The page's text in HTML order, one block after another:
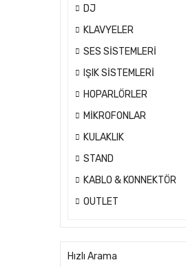
DJ
KLAVYELER
SES SİSTEMLERİ
IŞIK SİSTEMLERİ
HOPARLÖRLER
MİKROFONLAR
KULAKLIK
STAND
KABLO & KONNEKTÖR
OUTLET
Hızlı Arama